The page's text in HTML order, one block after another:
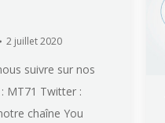
2 juillet 2020
suivre sur nos
MT71 Twitter :
chaîne You